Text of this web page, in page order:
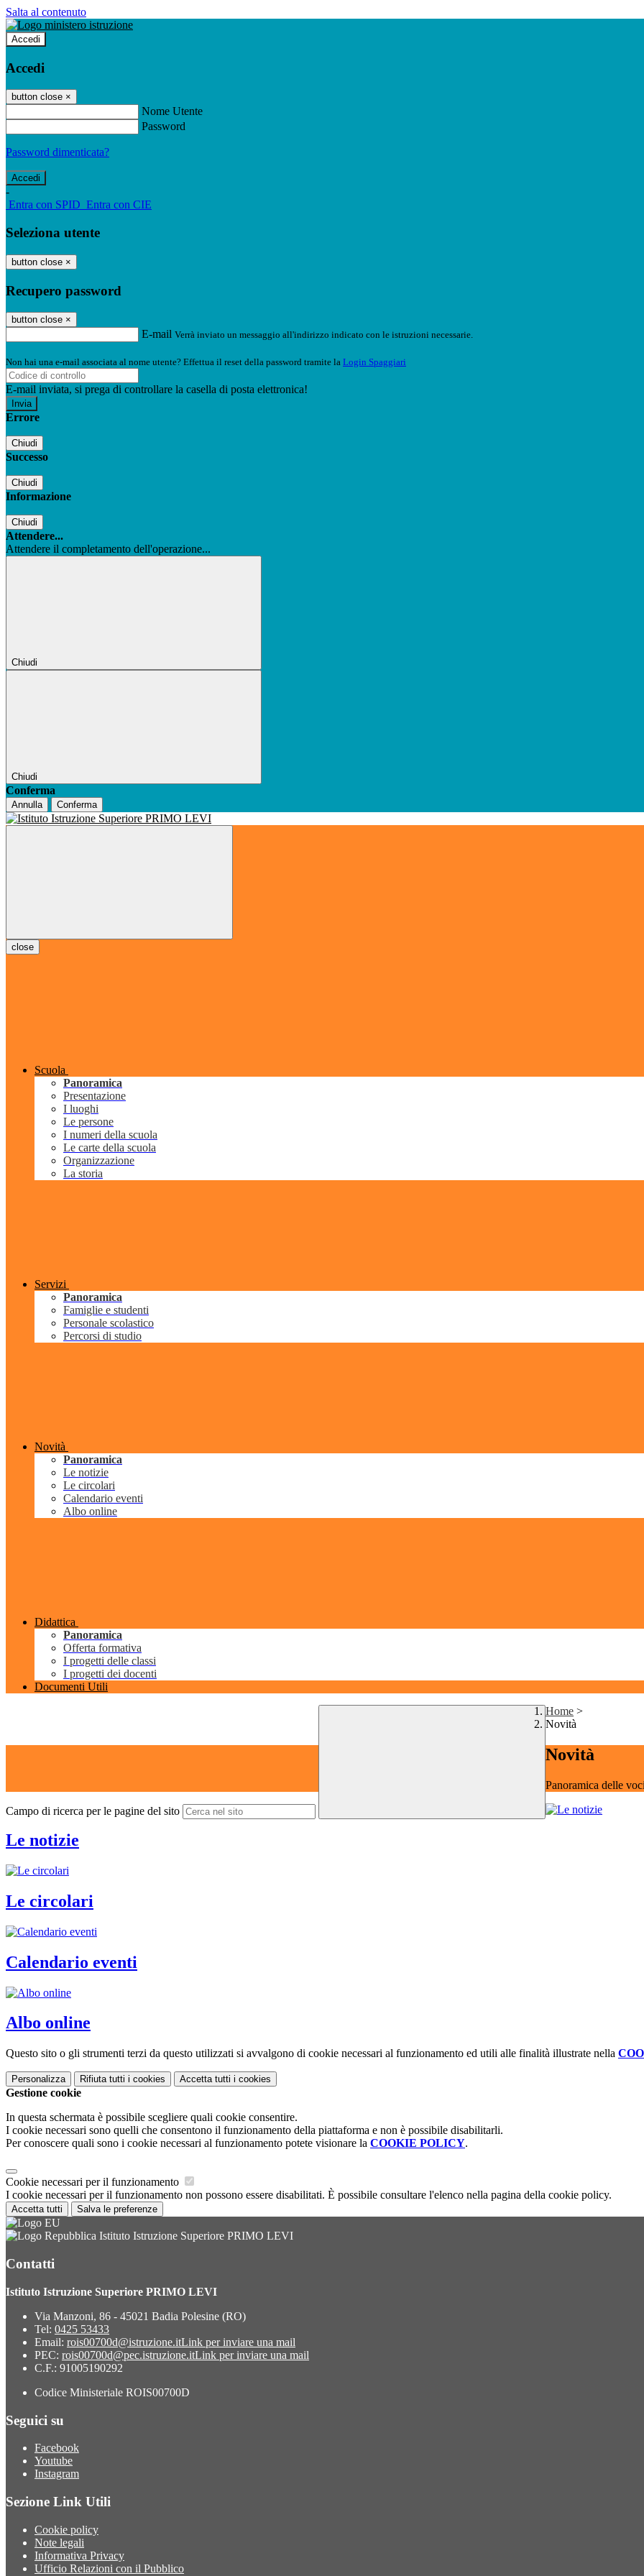
Salta al contenuto
Accedi
Accedi
button close ×
Nome Utente
Password
Password dimenticata?
-
Entra con SPID Entra con CIE
Seleziona utente
button close ×
Recupero password
button close ×
E-mail Verrà inviato un messaggio all'indirizzo indicato con le istruzioni necessarie.
Non hai una e-mail associata al nome utente? Effettua il reset della password tramite la Login Spaggiari
E-mail inviata, si prega di controllare la casella di posta elettronica!
Errore
Chiudi
Successo
Chiudi
Informazione
Chiudi
Attendere...
Attendere il completamento dell'operazione...
Chiudi
Chiudi
Conferma
Annulla Conferma
close
Scuola
Panoramica
Presentazione
I luoghi
Le persone
I numeri della scuola
Le carte della scuola
Organizzazione
La storia
Servizi
Panoramica
Famiglie e studenti
Personale scolastico
Percorsi di studio
Novità
Panoramica
Le notizie
Le circolari
Calendario eventi
Albo online
Didattica
Panoramica
Offerta formativa
I progetti delle classi
I progetti dei docenti
Documenti Utili
Campo di ricerca per le pagine del sito
Home >
Novità
Novità
Panoramica delle
Le notizie
Le circolari
Calendario eventi
Albo online
Questo sito o gli strumenti terzi da questo utilizzati si avvalgono di cookie necessari al funzionamento ed utili alle finalità illustrate nella
Personalizza Rifiuta tutti i cookies Accetta tutti i cookies
Gestione cookie
In questa schermata è possibile scegliere quali cookie consentire.
I cookie necessari sono quelli che consentono il funzionamento della piattaforma e non è possibile disabilitarli.
Per conoscere quali sono i cookie necessari al funzionamento potete visionare la COOKIE POLICY.
Cookie necessari per il funzionamento
I cookie necessari per il funzionamento non possono essere disabilitati. È possibile consultare l'elenco nella pagina della cookie policy.
Accetta tutti Salva le preferenze
Istituto Istruzione Superiore PRIMO LEVI
Contatti
Istituto Istruzione Superiore PRIMO LEVI
Via Manzoni, 86 - 45021 Badia Polesine (RO)
Tel: 0425 53433
Email: rois00700d@istruzione.itLink per inviare una mail
PEC: rois00700d@pec.istruzione.itLink per inviare una mail
C.F.: 91005190292
Codice Ministeriale ROIS00700D
Seguici su
Facebook
Youtube
Instagram
Sezione Link Utili
Cookie policy
Note legali
Informativa Privacy
Ufficio Relazioni con il Pubblico